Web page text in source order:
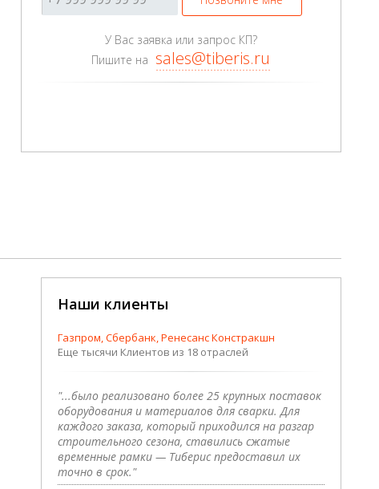
У Вас заявка или запрос КП?
Пишите на sales@tiberis.ru
Наши клиенты
Газпром, Сбербанк, Ренесанс Констракшн
Еще тысячи Клиентов из 18 отраслей
"...было реализовано более 25 крупных поставок
оборудования и материалов для сварки. Для
каждого заказа, который приходился на разгар
строительного сезона, ставились сжатые
временные рамки — Тиберис предоставил их
точно в срок."